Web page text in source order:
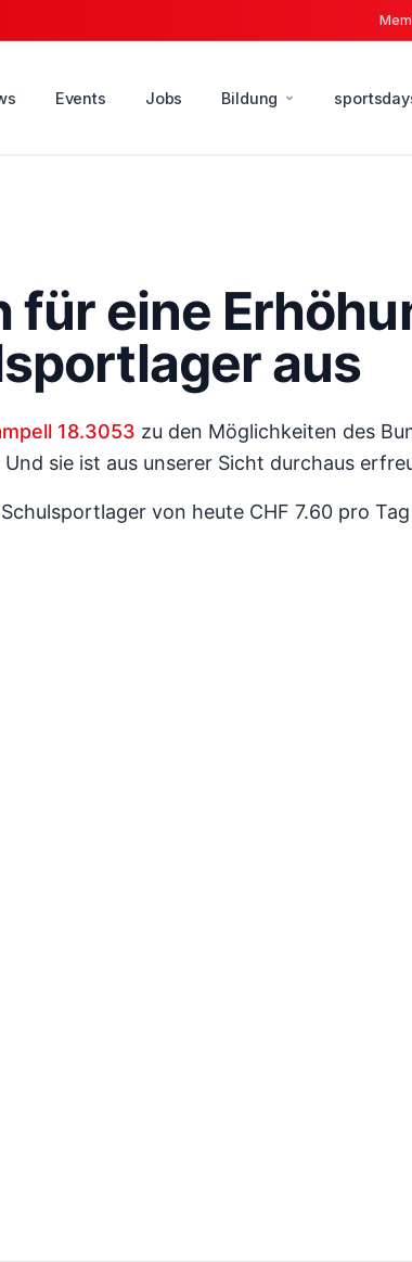
Events Jobs Bildung
eine
aus
18.3053 zu den Möglichkeiten des
sie ist aus unserer Sicht durchaus
von heute CHF 7.60 pro